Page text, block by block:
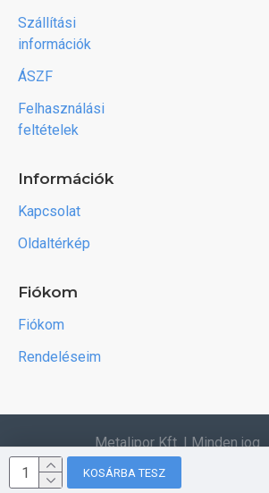
KOSÁRBA TESZ
Szállítási
információk
ÁSZF
Felhasználási
feltételek
Információk
Kapcsolat
Oldaltérkép
Fiókom
Fiókom
Rendeléseim
Metalipor Kft. | Minden jog
fenntartva.